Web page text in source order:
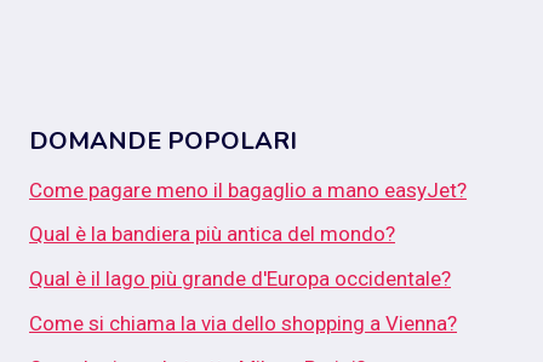
DOMANDE POPOLARI
Come pagare meno il bagaglio a mano easyJet?
Qual è la bandiera più antica del mondo?
Qual è il lago più grande d'Europa occidentale?
Come si chiama la via dello shopping a Vienna?